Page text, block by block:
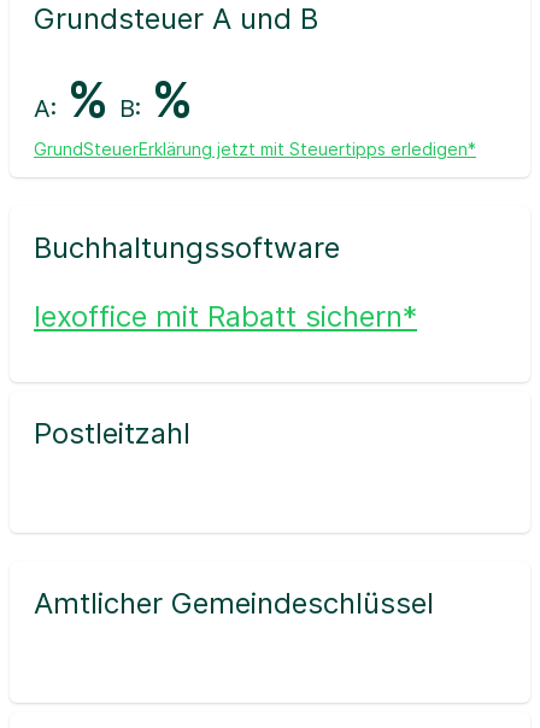
Grundsteuer A und B
A: % B: %
GrundSteuerErklärung jetzt mit Steuertipps erledigen*
Buchhaltungssoftware
lexoffice mit Rabatt sichern*
Postleitzahl
Amtlicher Gemeindeschlüssel